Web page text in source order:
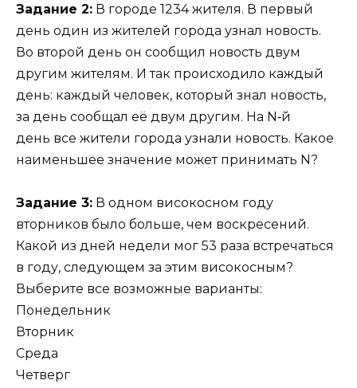
Задание 2: В городе 1234 жителя. В первый
день один из жителей города узнал новость.
Во второй день он сообщил новость двум
другим жителям. И так происходило каждый
день: каждый человек, который знал новость,
за день сообщал её двум другим. На N‑й
день все жители города узнали новость. Какое
наименьшее значение может принимать N?
Задание 3: В одном високосном году
вторников было больше, чем воскресений.
Какой из дней недели мог 53 раза встречаться
в году, следующем за этим високосным?
Выберите все возможные варианты:
Понедельник
Вторник
Среда
Четверг